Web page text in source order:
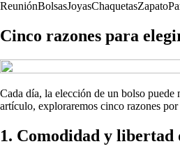
ReuniónBolsasJoyasChaquetasZapato
Cinco razones para
Cada día, la elección de un bolso puede
artículo, exploraremos cinco razones
1. Comodidad y libertad